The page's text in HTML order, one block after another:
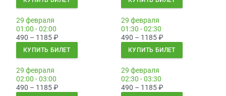
29 февраля
01:00 - 02:00
490 – 1185₽
КУПИТЬ БИЛЕТ
29 февраля
01:30 - 02:30
490 – 1185₽
КУПИТЬ БИЛЕТ
29 февраля
02:00 - 03:00
490 – 1185₽
29 февраля
02:30 - 03:30
490 – 1185₽